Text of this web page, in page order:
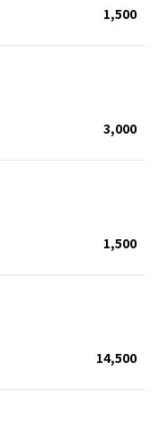
1,500
3,000
1,500
14,500